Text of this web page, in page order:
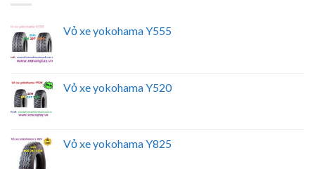
Vỏ xe yokohama Y555
Vỏ xe yokohama Y520
Vỏ xe yokohama Y825